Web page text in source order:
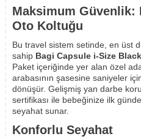
Maksimum Güvenlik:
Oto Koltuğu
Bu travel sistem setinde, en üst
sahip Bagi Capsule i-Size Black
Paket içeriğinde yer alan özel
arabasının şasesine saniyeler
dönüşür. Gelişmiş yan darbe
sertifikası ile bebeğinize ilk
seyahat sunar.
Konforlu Seyahat